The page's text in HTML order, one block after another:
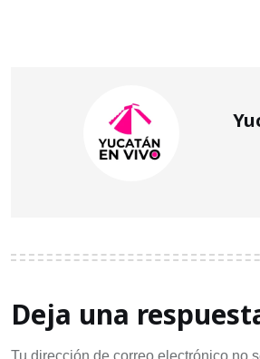
Deja una
Tu dirección de correo electrónico no